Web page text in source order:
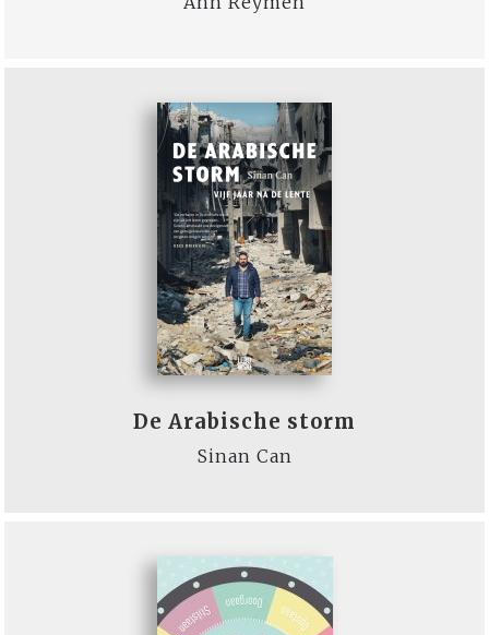
De Arabische storm
Sinan Can